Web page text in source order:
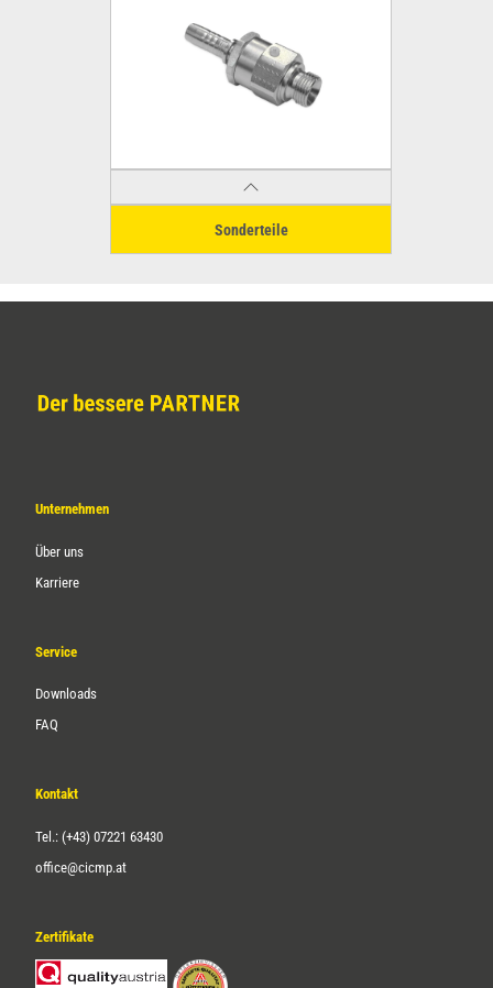
Sonderteile
Unternehmen
Über uns
Karriere
Service
Downloads
FAQ
Kontakt
Tel.: (+43) 07221 63430
office@cicmp.at
Zertifikate